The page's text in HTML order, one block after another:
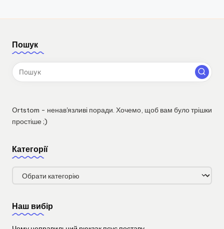
Пошук
Ortstom - ненав'язливі поради. Хочемо, щоб вам було трішки
простіше ;)
Категорії
Категорії
Наш вибір